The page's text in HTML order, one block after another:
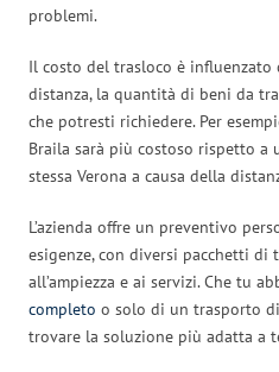
problemi.
Il costo del trasloco è
distanza, la quantità di beni da
che potresti richiedere. Per
Braila sarà più costoso rispetto a
stessa Verona a causa della
L’azienda offre un preventivo
esigenze, con diversi pacchetti
all’ampiezza e ai servizi. Che tu
completo o solo di un trasporto
trovare la soluzione più adatta a